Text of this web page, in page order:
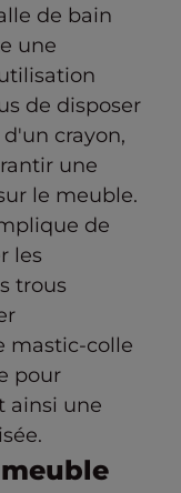
de bain
une
de disposer
crayon,
une
le meuble.
de
les
trous
mastic-colle
pour
ainsi une